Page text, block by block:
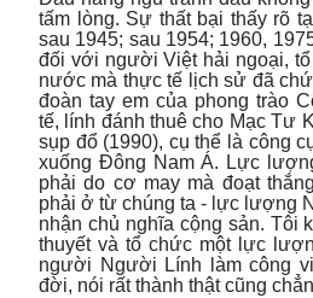
tấm lòng. Sự thất bại thấy rõ
sau 1945; sau 1954; 1960,
đối với người Việt hải ngoại,
nước mà thực tế lịch sử đã
đoàn tay em của phong trào
tế, lính đánh thuê cho Mạc Tư
sụp đổ (1990), cụ thể là công
xuống Đông Nam Á. Lực
phải do cơ may mà đoạt
phải ở từ chúng ta - lực lượng
nhận chủ nghĩa cộng sản. Tôi
thuyết và tổ chức một lực
người Người Lính làm công
đời, nói rất thành thật cũng